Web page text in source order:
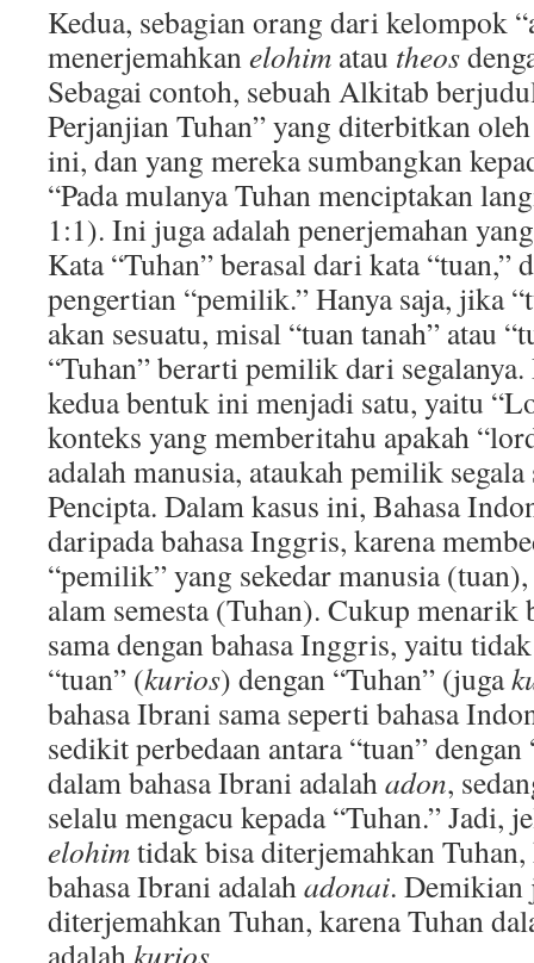
Kedua, sebagian orang dari kelompok
menerjemahkanelohim atau theos
Sebagai contoh, sebuah Alkitab
Perjanjian Tuhan” yang diterbitkan
ini, dan yang mereka sumbangkan
“Pada mulanya Tuhan menciptakan
1:1). Ini juga adalah penerjemahan
Kata “Tuhan” berasal dari kata “tuan,”
pengertian “pemilik.” Hanya saja, jika
akan sesuatu, misal “tuan tanah” atau
“Tuhan” berarti pemilik dari
kedua bentuk ini menjadi satu, yaitu
konteks yang memberitahu apakah
adalah manusia, ataukah pemilik
Pencipta. Dalam kasus ini, Bahasa
daripada bahasa Inggris, karena
“pemilik” yang sekedar manusia
alam semesta (Tuhan). Cukup menarik
sama dengan bahasa Inggris, yaitu
“tuan” (kurios) dengan “Tuhan” (juga
bahasa Ibrani sama seperti bahasa
sedikit perbedaan antara “tuan” dengan
dalam bahasa Ibrani adalahadon,
selalu mengacu kepada “Tuhan.” Jadi,
elohimtidak bisa diterjemahkan
bahasa Ibrani adalahadonai.
diterjemahkan Tuhan, karena Tuhan
adalah kurios